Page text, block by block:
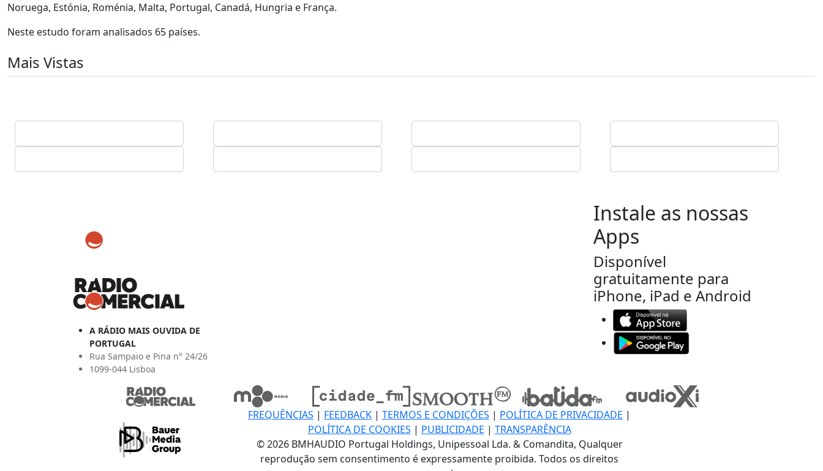
Noruega, Estónia, Roménia, Malta, Portugal, Canadá, Hungria e França.
Neste estudo foram analisados 65 países.
Mais Vistas
A RÁDIO MAIS OUVIDA DE
PORTUGAL
Rua Sampaio e Pina n° 24/26
1099-044 Lisboa
Instale as nossas
Apps
Disponível
gratuitamente para
iPhone, iPad e Android
FREQUÊNCIAS | FEEDBACK | TERMOS E CONDIÇÕES | POLÍTICA DE PRIVACIDADE |
POLÍTICA DE COOKIES | PUBLICIDADE | TRANSPARÊNCIA
© 2026 BMHAUDIO Portugal Holdings, Unipessoal Lda. & Comandita, Qualquer
reprodução sem consentimento é expressamente proibida. Todos os direitos